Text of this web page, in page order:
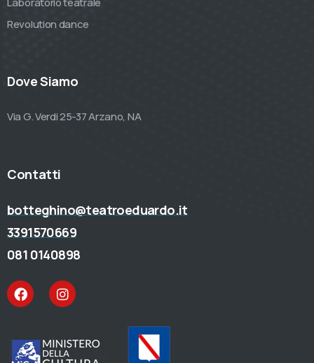
Revolution dance
Dove Siamo
Via G. Verdi 25-37 Arzano, NA
Contatti
botteghino@teatroeduardo.it
3391570669
081 0140898